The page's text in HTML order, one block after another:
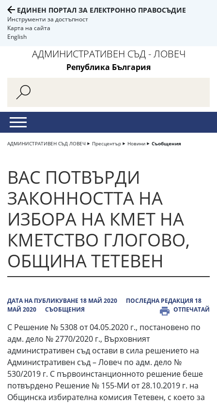
ЕДИНЕН ПОРТАЛ ЗА ЕЛЕКТРОННО ПРАВОСЪДИЕ
Инструменти за достъпност
Карта на сайта
English
АДМИНИСТРАТИВЕН СЪД - ЛОВЕЧ
Република България
АДМИНИСТРАТИВЕН СЪД ЛОВЕЧ Пресцентър Новини Съобщения
ВАС ПОТВЪРДИ
ЗАКОННОСТТА НА
ИЗБОРА НА КМЕТ НА
КМЕТСТВО ГЛОГОВО,
ОБЩИНА ТЕТЕВЕН
ДАТА НА ПУБЛИКУВАНЕ 18 МАЙ 2020
ПОСЛЕДНА РЕДАКЦИЯ 18
МАЙ 2020
СЪОБЩЕНИЯ ОТПЕЧАТАЙ
С Решение № 5308 от 04.05.2020 г., постановено по
адм. дело № 2770/2020 г., Върховният
административен съд остави в сила решението на
Административен съд – Ловеч по адм. дело №
530/2019 г. С първоинстанционното решение беше
потвърдено Решение № 155-МИ от 28.10.2019 г. на
Общинска избирателна комисия Тетевен, с което за